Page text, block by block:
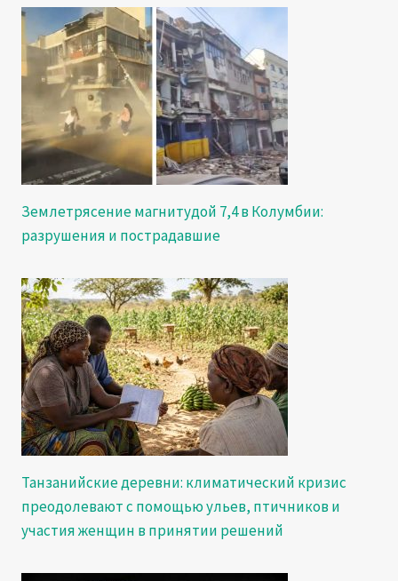
Землетрясение магнитудой 7,4 в Колумбии:
разрушения и пострадавшие
Танзанийские деревни: климатический кризис
преодолевают с помощью ульев, птичников и
участия женщин в принятии решений